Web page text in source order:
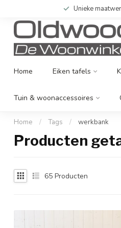
Unieke
Home Eiken tafels
Tuin & woonaccessoires
Home / Tags / werkbank
Producten
65 Producten